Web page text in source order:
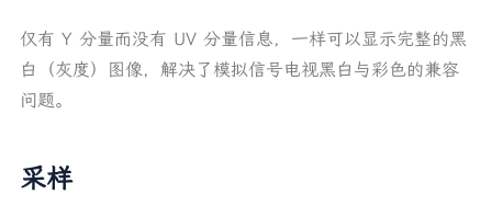
IMC3
I422
J422
NV12
仅有 Y 分量而没有 UV 分量信息，一样可以显示完整的黑
白（灰度）图像，解决了模拟信号电视黑白与彩色的兼容
问题。
采样